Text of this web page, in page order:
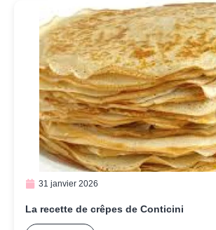
31 janvier 2026
La recette de crêpes de Conticini